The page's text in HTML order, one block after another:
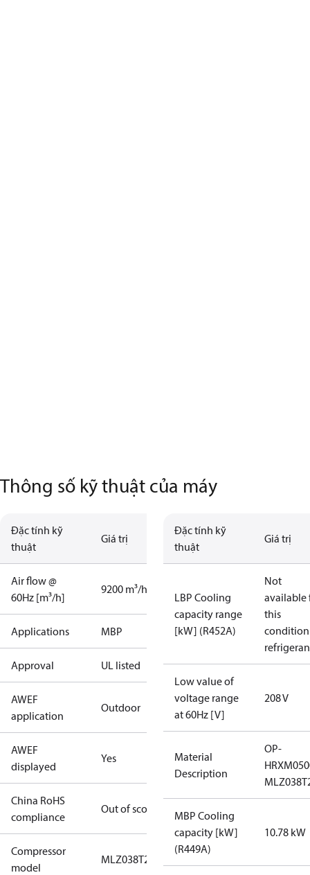
Thông số kỹ thuật của máy
Đặc tính kỹ
thuật
Giá trị
Air flow @
60Hz [m³/h]
9200 m³/h
Applications MBP
Approval UL listed
AWEF
application
Outdoor
AWEF
displayed
Yes
China RoHS
compliance
Out of scope
Compressor
model
MLZ038T2
Đặc tính kỹ
thuật
Giá trị
LBP Cooling
capacity range
[kW] (R452A)
Not
available
this
Low value of
voltage range
at 60Hz [V]
208 V
Material
Description
OP-
MBP Cooling
capacity [kW]
(R449A)
10.78 kW